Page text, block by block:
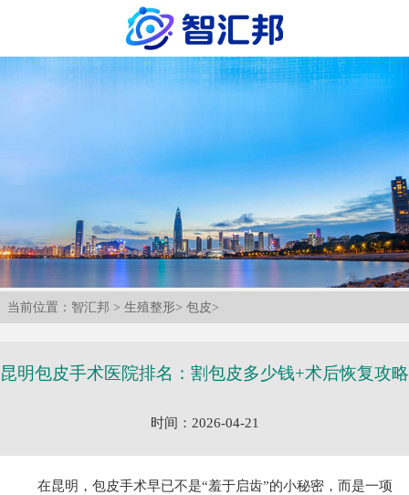
当前位置： 智汇邦 > 生殖整形> 包皮>
昆明包皮手术医院排名：割包皮多少钱+术后恢复攻略
时间：2026-04-21
在昆明，包皮手术早已不是“羞于启齿”的小秘密，而是一项